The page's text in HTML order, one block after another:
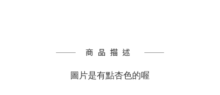
商品描述
圖片是有點杏色的喔